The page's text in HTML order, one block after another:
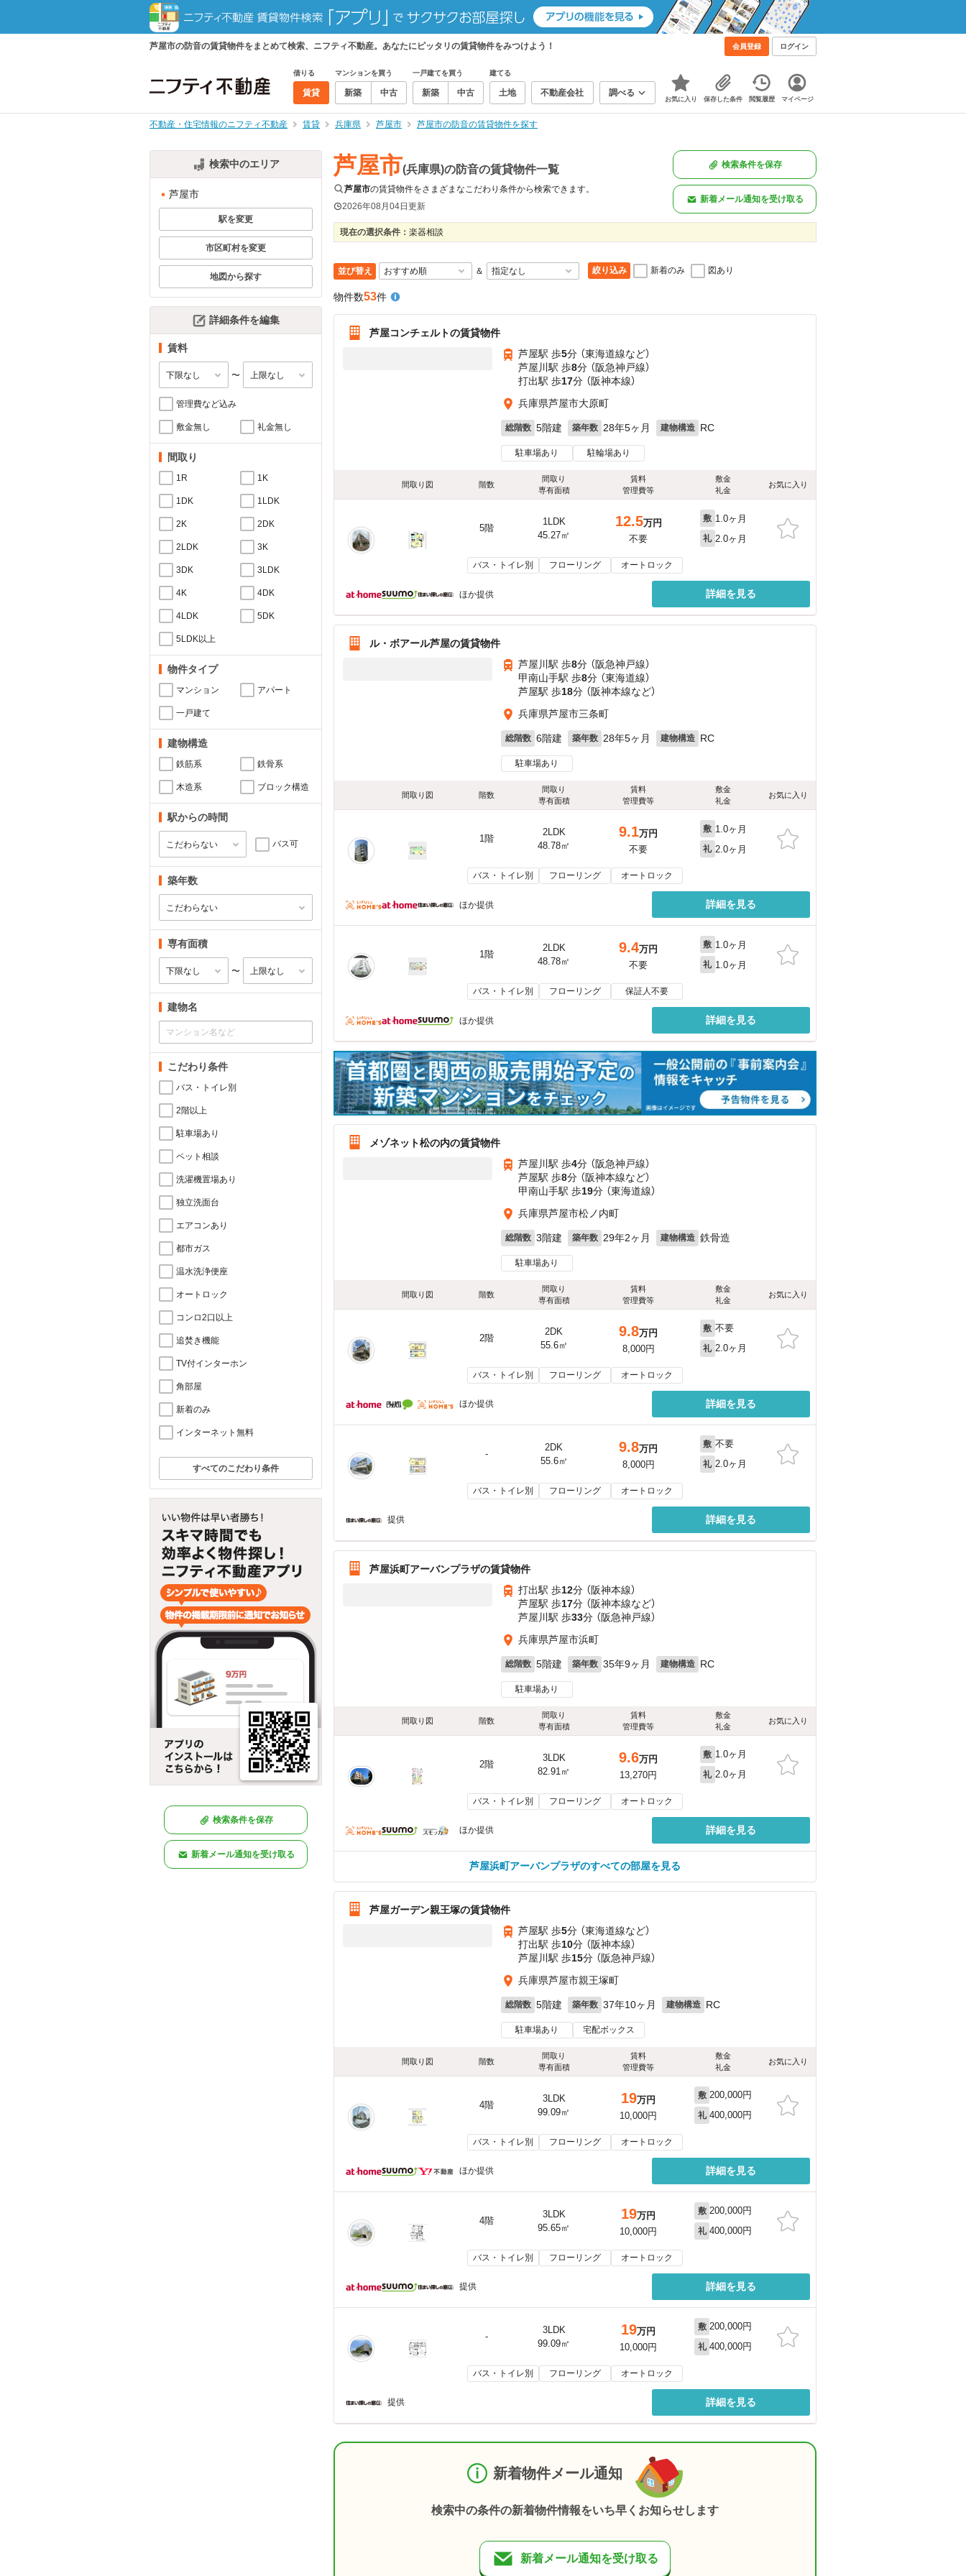
芦屋市の防音の賃貸物件をまとめて検索、ニフティ不動産。あなたにピッタリの賃貸物件をみつけよう！ 会員登録 ログイン
借りる
賃貸
マンションを買う
新築 中古
一戸建てを買う
新築 中古
建てる
土地 不動産会社 調べる
お気に入り 保存した条件 閲覧履歴 マイページ
不動産・住宅情報のニフティ不動産 賃貸 兵庫県 芦屋市 芦屋市の防音の賃貸物件を探す
検索中のエリア
芦屋市
駅を変更
市区町村を変更
地図から探す
詳細条件を編集
賃料
〜
管理費など込み
敷金無し 礼金無し
間取り
1R 1K
1DK 1LDK
2K 2DK
2LDK 3K
3DK 3LDK
4K 4DK
4LDK 5DK
5LDK以上
物件タイプ
マンション アパート
一戸建て
建物構造
鉄筋系 鉄骨系
木造系 ブロック構造
駅からの時間
バス可
築年数
専有面積
〜
建物名
こだわり条件
バス・トイレ別
2階以上
駐車場あり
ペット相談
洗濯機置場あり
独立洗面台
エアコンあり
都市ガス
温水洗浄便座
オートロック
コンロ2口以上
追焚き機能
TV付インターホン
角部屋
新着のみ
インターネット無料
すべてのこだわり条件
検索条件を保存
新着メール通知を受け取る
芦屋市(兵庫県)の防音の賃貸物件一覧
芦屋市の賃貸物件をさまざまなこだわり条件から検索できます。
2026年08月04日更新
検索条件を保存
新着メール通知を受け取る
現在の選択条件： 楽器相談
並び替え ＆ 絞り込み 新着のみ 図あり
物件数53件
芦屋コンチェルトの賃貸物件
芦屋駅 歩5分 （東海道線など）
芦屋川駅 歩8分 （阪急神戸線）
打出駅 歩17分 （阪神本線）
兵庫県芦屋市大原町
総階数 5階建 築年数 28年5ヶ月 建物構造 RC
駐車場あり 駐輪場あり
間取り図 階数
間取り
専有面積
賃料
管理費等
敷金
礼金
お気に入り
5階
1LDK
45.27㎡
12.5万円
不要
敷 1.0ヶ月
礼 2.0ヶ月
バス・トイレ別 フローリング オートロック
ほか提供 詳細を見る
ル・ボアール芦屋の賃貸物件
芦屋川駅 歩8分 （阪急神戸線）
甲南山手駅 歩8分 （東海道線）
芦屋駅 歩18分 （阪神本線など）
兵庫県芦屋市三条町
総階数 6階建 築年数 28年5ヶ月 建物構造 RC
駐車場あり
間取り図 階数
間取り
専有面積
賃料
管理費等
敷金
礼金
お気に入り
1階
2LDK
48.78㎡
9.1万円
不要
敷 1.0ヶ月
礼 2.0ヶ月
バス・トイレ別 フローリング オートロック
ほか提供 詳細を見る
1階
2LDK
48.78㎡
9.4万円
不要
敷 1.0ヶ月
礼 1.0ヶ月
バス・トイレ別 フローリング 保証人不要
ほか提供 詳細を見る
メゾネット松の内の賃貸物件
芦屋川駅 歩4分 （阪急神戸線）
芦屋駅 歩8分 （阪神本線など）
甲南山手駅 歩19分 （東海道線）
兵庫県芦屋市松ノ内町
総階数 3階建 築年数 29年2ヶ月 建物構造 鉄骨造
駐車場あり
間取り図 階数
間取り
専有面積
賃料
管理費等
敷金
礼金
お気に入り
2階
2DK
55.6㎡
9.8万円
8,000円
敷 不要
礼 2.0ヶ月
バス・トイレ別 フローリング オートロック
ほか提供 詳細を見る
-
2DK
55.6㎡
9.8万円
8,000円
敷 不要
礼 2.0ヶ月
バス・トイレ別 フローリング オートロック
提供 詳細を見る
芦屋浜町アーバンプラザの賃貸物件
打出駅 歩12分 （阪神本線）
芦屋駅 歩17分 （阪神本線など）
芦屋川駅 歩33分 （阪急神戸線）
兵庫県芦屋市浜町
総階数 5階建 築年数 35年9ヶ月 建物構造 RC
駐車場あり
間取り図 階数
間取り
専有面積
賃料
管理費等
敷金
礼金
お気に入り
2階
3LDK
82.91㎡
9.6万円
13,270円
敷 1.0ヶ月
礼 2.0ヶ月
バス・トイレ別 フローリング オートロック
ほか提供 詳細を見る
芦屋浜町アーバンプラザのすべての部屋を見る
芦屋ガーデン親王塚の賃貸物件
芦屋駅 歩5分 （東海道線など）
打出駅 歩10分 （阪神本線）
芦屋川駅 歩15分 （阪急神戸線）
兵庫県芦屋市親王塚町
総階数 5階建 築年数 37年10ヶ月 建物構造 RC
駐車場あり 宅配ボックス
間取り図 階数
間取り
専有面積
賃料
管理費等
敷金
礼金
お気に入り
4階
3LDK
99.09㎡
19万円
10,000円
敷 200,000円
礼 400,000円
バス・トイレ別 フローリング オートロック
ほか提供 詳細を見る
4階
3LDK
95.65㎡
19万円
10,000円
敷 200,000円
礼 400,000円
バス・トイレ別 フローリング オートロック
提供 詳細を見る
-
3LDK
99.09㎡
19万円
10,000円
敷 200,000円
礼 400,000円
バス・トイレ別 フローリング オートロック
提供 詳細を見る
新着物件メール通知
検索中の条件の新着物件情報をいち早くお知らせします
新着メール通知を受け取る